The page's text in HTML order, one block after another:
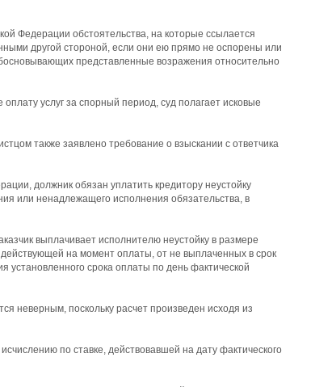
Федерации обстоятельства, на которые ссылается
другой стороной, если они ею прямо не оспорены или
представленные возражения относительно
услуг за спорный период, суд полагает исковые
также заявлено требование о взыскании с ответчика
должник обязан уплатить кредитору неустойку
или ненадлежащего исполнения обязательства, в
выплачивает исполнителю неустойку в размере
на момент оплаты, от не выплаченных в срок
установленного срока оплаты по день фактической
неверным, поскольку расчет произведен исходя из
по ставке, действовавшей на дату фактического